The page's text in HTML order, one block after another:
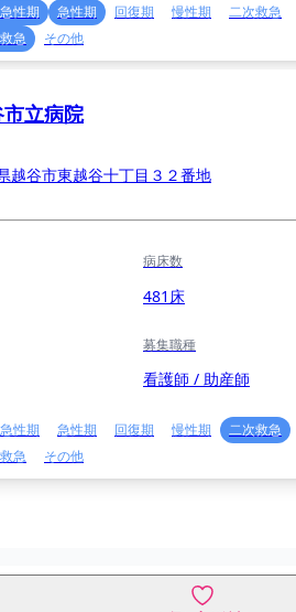
性期 急性期 回復期 慢性期
二次救急
急
その他
立病院
越谷市東越谷十丁目３２番地
病床数
481床
募集職種
看護師 / 助産師
性期 急性期 回復期 慢性期
二次救急
急
その他